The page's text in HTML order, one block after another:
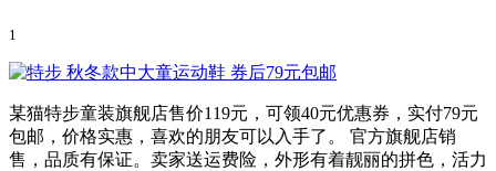
1
某猫特步童装旗舰店售价119元，可领40元优惠券，实付79元
包邮，价格实惠，喜欢的朋友可以入手了。 官方旗舰店销
售，品质有保证。卖家送运费险，外形有着靓丽的拼色，活力